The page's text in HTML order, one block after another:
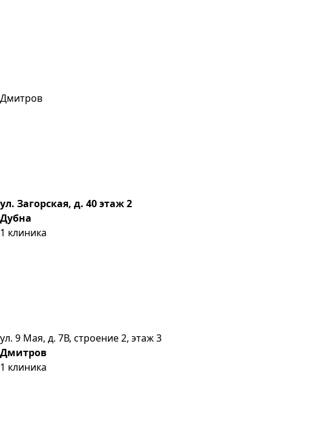
Дмитров
ул. Загорская, д. 40 этаж 2
Дубна
1 клиника
ул. 9 Мая, д. 7В, строение 2, этаж 3
Дмитров
1 клиника